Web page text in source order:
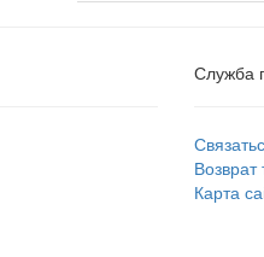
Служба
Возврат
Карта